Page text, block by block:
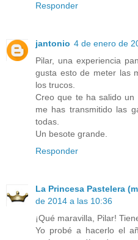
Responder
jantonio 4 de enero de
Pilar, una experiencia
gusta esto de meter las
los trucos.
Creo que te ha salido
me has transmitido las
todas.
Un besote grande.
Responder
La Princesa Pastelera
de 2014 a las 10:36
¡Qué maravilla, Pilar!
Yo probé a hacerlo el